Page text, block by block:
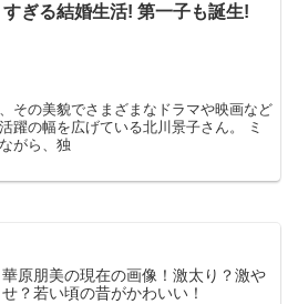
すぎる結婚生活! 第一子も誕生!
その美貌でさまざまなドラマや映画など
躍の幅を広げている北川景子さん。 ミ
がら、独
華原朋美の現在の画像！激太り？激や
せ？若い頃の昔がかわいい！